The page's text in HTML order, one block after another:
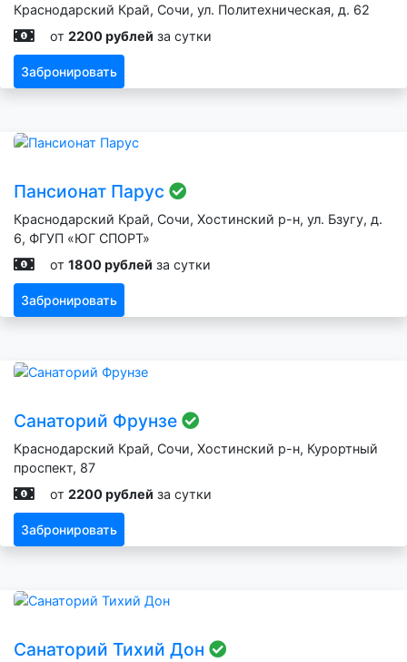
Краснодарский Край, Сочи, ул. Политехническая, д. 62
от 2200 рублей за сутки
Забронировать
Пансионат Парус
Краснодарский Край, Сочи, Хостинский р-н, ул. Бзугу, д.
6, ФГУП «ЮГ СПОРТ»
от 1800 рублей за сутки
Забронировать
Санаторий Фрунзе
Краснодарский Край, Сочи, Хостинский р-н, Курортный
проспект, 87
от 2200 рублей за сутки
Забронировать
Санаторий Тихий Дон